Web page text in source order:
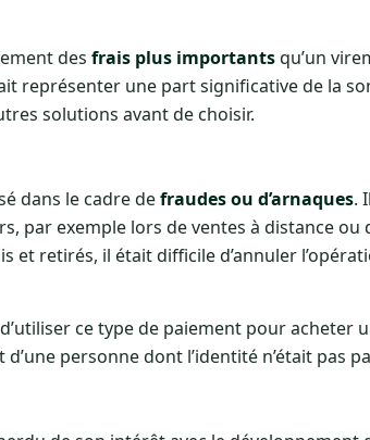
des frais plus importantsqu’un
représenter une part significative de la
solutions avant de choisir.
dans le cadre defraudes ou d’arnaques.
par exemple lors de ventes à distance ou
retirés, il était difficile d’annuler
ce type de paiement pour acheter
personne dont l’identité n’était pas